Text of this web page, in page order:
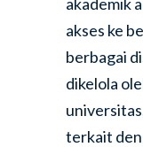
akses ke
berbagai
dikelola
terkait